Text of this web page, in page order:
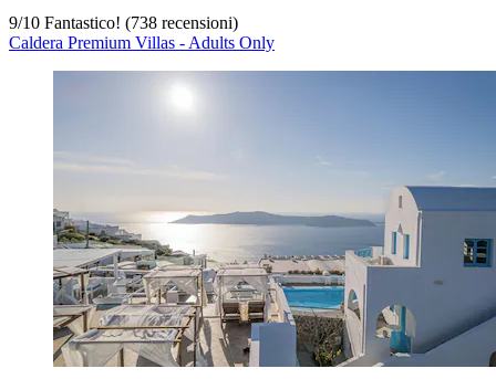
9/10 Fantastico! (738 recensioni)
Caldera Premium Villas - Adults Only